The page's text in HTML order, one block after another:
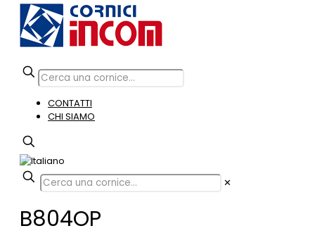
CONTATTI
CHI SIAMO
✕
B804OP